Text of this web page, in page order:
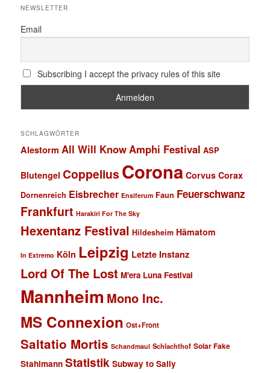
NEWSLETTER
Email
Subscribing I accept the privacy rules of this site
SCHLAGWÖRTER
Alestorm All Will KnowAmphi Festival ASP
Blutengel Coppelius Corona Corvus Corax
Dornenreich Eisbrecher Ensiferum Faun Feuerschwanz
Frankfurt Harakiri For The Sky
Hexentanz Festival Hildesheim Hämatom
In Extremo Köln Leipzig Letzte Instanz
Lord Of The Lost M'era Luna Festival
Mannheim Mono Inc.
MS Connexion Ost+Front
Saltatio Mortis Schandmaul Schlachthof Solar Fake
Stahlmann Statistik Subway to Sally